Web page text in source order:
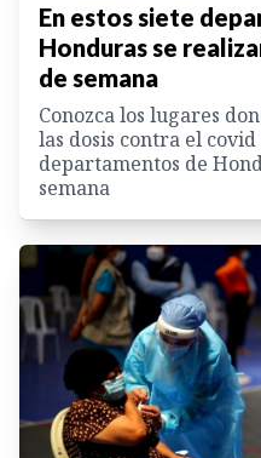
En estos siete
Honduras se
de semana
Conozca los lugares
las dosis contra el covid
departamentos de
semana